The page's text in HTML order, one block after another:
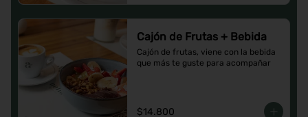
Cajón de Frutas + Bebida
Cajón de frutas, viene con la bebida
que más te guste para acompañar
$14.800